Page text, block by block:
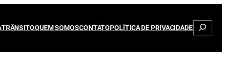
TRÂNSITOQUEM SOMOSCONTATOPOLÍTICA DE PRIVACIDADE